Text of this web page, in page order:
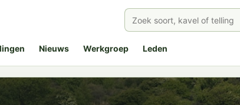
Nieuws Werkgroep Leden